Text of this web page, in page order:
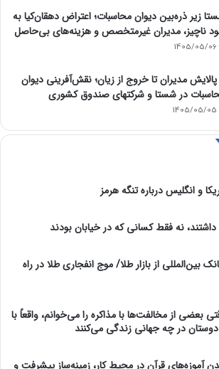
زیر ذره‌بین دیوان محاسبات؛ اعتراض دهقان‌کیا به
ناچیز، مدیران غیرمتخصص و هزینه‌های بی‌حاصل
1405/05/06
پالایش مدیران تا خروج از زیان؛ نقش‌آفرینی دیوان
در شستا و شرکتهای صندوق کشوری
1405/05/05
و انگلیس درباره تنگه هرمز
داشتند، نه فقط کسانی که در خیابان بودند
از بازار طلا/ موج انفجاری طلا در راه
بعضی از مخالفت‌ها با مذاکره را می‌خوانم، واقعاً با
در چه جهانی زندگی می‌کنند
قرآن در محیط کار، زمینه‌ساز پیشرفت و